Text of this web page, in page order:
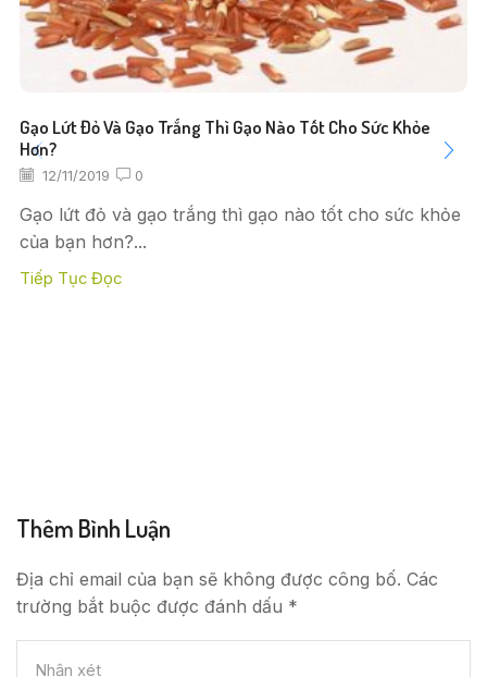
Gạo Lứt Đỏ Và Gạo Trắng Thì Gạo Nào Tốt Cho Sức Khỏe
Hơn?
12/11/2019 0
Gạo lứt đỏ và gạo trắng thì gạo nào tốt cho sức khỏe
của bạn hơn?...
Tiếp Tục Đọc
Thêm Bình Luận
Địa chỉ email của bạn sẽ không được công bố. Các
trường bắt buộc được đánh dấu *